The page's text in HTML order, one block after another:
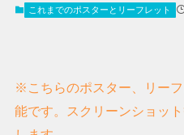
これまでのポスターとリーフレット
※こちらのポスター、リー
能です。スクリーンショッ